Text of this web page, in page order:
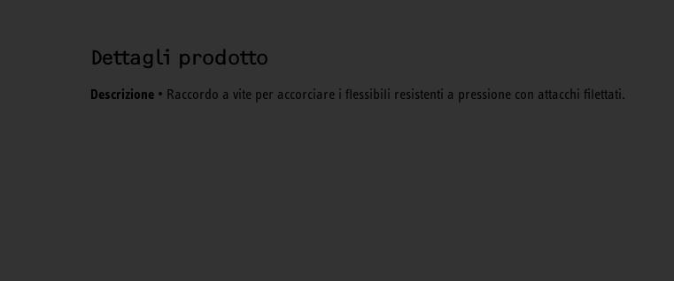
Dettagli prodotto
Descrizione • Raccordo a vite per accorciare i flessibili resistenti a pressione con attacchi filettati.